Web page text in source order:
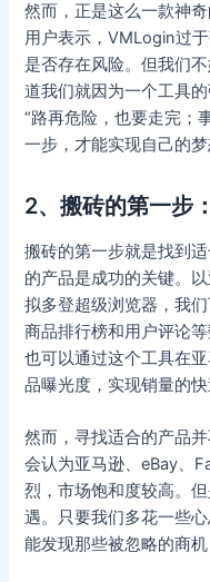
然而，正是这么一款神
用户表示，VMLogin过
是否存在风险。但我们
道我们就因为一个工具
“路再危险，也要走完；
一步，才能实现自己的梦
2、搬砖的第一步
搬砖的第一步就是找到
的产品是成功的关键。
拟多登超级浏览器，我
商品排行榜和用户评论
也可以通过这个工具在
品曝光度，实现销量的快
然而，寻找适合的产品
会认为亚马逊、eBay、
烈，市场饱和度较高。
遇。只要我们多花一些
能发现那些被忽略的商